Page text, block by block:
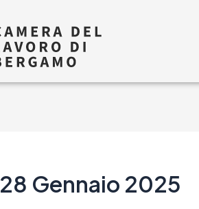
28 Gennaio 2025